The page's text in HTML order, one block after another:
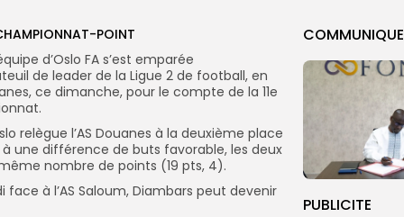
COMMUNIQUE
PUBLICITE
POINT
d’Oslo FA s’est emparée
de leader de la Ligue 2 de football, en
ce dimanche, pour le compte de la 11e
relègue l’AS Douanes à la deuxième place
une différence de buts favorable, les deux
nombre de points (19 pts, 4).
face à l’AS Saloum, Diambars peut devenir